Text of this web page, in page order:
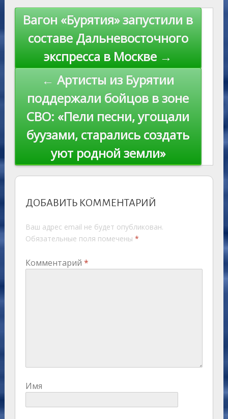
s
ni
ki
n
al
p
n
k
Навигация
Вагон «Бурятия» запустили в
составе Дальневосточного
экспресса в Москве →
← Артисты из Бурятии
поддержали бойцов в зоне
СВО: «Пели песни, угощали
буузами, старались создать
уют родной земли»
ДОБАВИТЬ КОММЕНТАРИЙ
Ваш адрес email не будет опубликован.
Обязательные поля помечены *
Комментарий *
Имя